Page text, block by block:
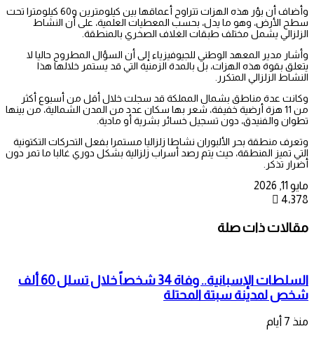
وأضاف أن بؤر هذه الهزات تتراوح أعماقها بين كيلومترين و60 كيلومترا تحت
سطح الأرض، وهو ما يدل، بحسب المعطيات العلمية، على أن النشاط
الزلزالي يشمل مختلف طبقات الغلاف الصخري بالمنطقة.
وأشار مدير المعهد الوطني للجيوفيزياء إلى أن السؤال المطروح حاليا لا
يتعلق بقوة هذه الهزات، بل بالمدة الزمنية التي قد يستمر خلالها هذا
النشاط الزلزالي المتكرر.
وكانت عدة مناطق بشمال المملكة قد سجلت خلال أقل من أسبوع أكثر
من 11 هزة أرضية خفيفة، شعر بها سكان عدد من المدن الشمالية، من بينها
تطوان والفنيدق، دون تسجيل خسائر بشرية أو مادية.
وتعرف منطقة بحر الألبوران نشاطا زلزاليا مستمرا بفعل التحركات التكتونية
التي تميز المنطقة، حيث يتم رصد أسراب زلزالية بشكل دوري غالبا ما تمر دون
أضرار تذكر.
مايو 11, 2026
4٬378
مقالات ذات صلة
السلطات الإسبانية.. وفاة 34 شخصاً خلال تسلل 60 ألف
شخص لمدينة سبتة المحتلة
منذ 7 أيام